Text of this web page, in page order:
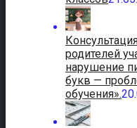
родителей
нарушение
букв —
обучения».